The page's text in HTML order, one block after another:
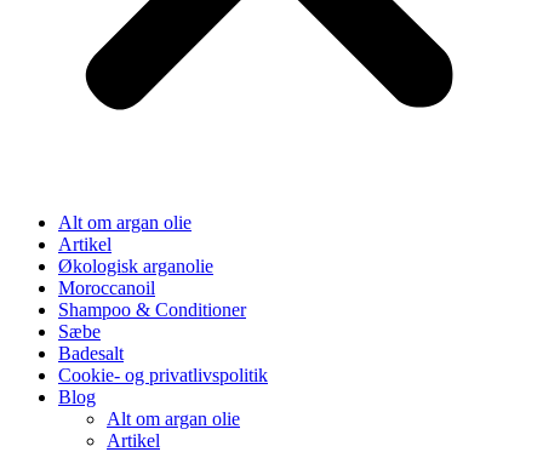
Alt om argan olie
Artikel
Økologisk arganolie
Moroccanoil
Shampoo & Conditioner
Sæbe
Badesalt
Cookie- og privatlivspolitik
Blog
Alt om argan olie
Artikel